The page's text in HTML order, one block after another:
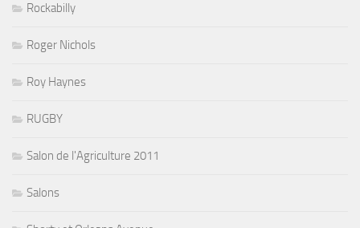
Rockabilly
Roger Nichols
Roy Haynes
RUGBY
Salon de l'Agriculture 2011
Salons